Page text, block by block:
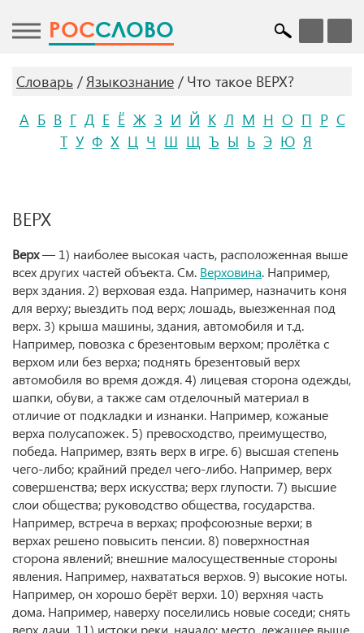
POCСЛОВО
Словарь Языкознание
Что такое ВЕРХ?
А Б В Г Д Е Ё Ж З И Й К Л М Н О П Р С
Т У Ф Х Ц Ч Ш Щ Ъ Ы Ь Э Ю Я
ВЕРХ
Верх— 1) наиболее высокая часть, расположенная выше
всех других частей объекта. См. Верховина. Например,
верх здания. 2) верховая езда. Например, назначить коня
для верху; выездить под верх; лошадь, выезженная под
верх. 3) крыша машины, здания, автомобиля и т.д.
Например, повозка с брезентовым верхом; пролётка с
верхом или без верха; поднять брезентовый верх
автомобиля во время дождя. 4) лицевая сторона одежды,
шапки, обуви, а также сам отделочный материал в
отличие от подкладки и изнанки. Например, кожаные
верха полусапожек. 5) превосходство, преимущество,
победа. Например, взять верх в игре. 6) высшая степень
чего-либо; крайний предел чего-либо. Например, верх
совершенства; верх искусства; верх глупости. 7) высшие
слои общества; руководство общества, государства.
Например, встреча в верхах; профсоюзные верхи; в
верхах решено повысить пенсии. 8) поверхностная
сторона явлений; внешние малосущественные стороны
явления. Например, нахвататься верхов. 9) высокие ноты.
Например, он хорошо берёт верхи. 10) верхняя часть
дома. Например, наверху поселились новые соседи; снять
верх дачи. 11) истоки реки, начало; место, лежащее выше